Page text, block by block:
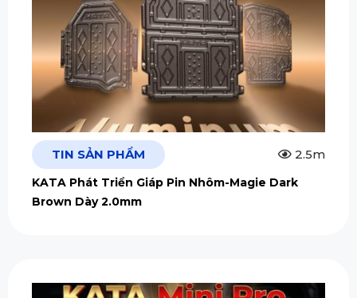
TIN SẢN PHẨM 2.5m
KATA Phát Triển Giáp Pin Nhôm-Magie Dark
Brown Dày 2.0mm